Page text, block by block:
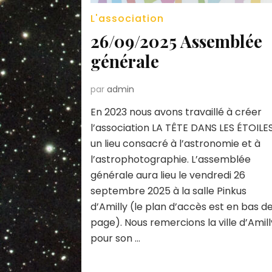
L'association
26/09/2025 Assemblée
générale
paradmin
En 2023 nous avons travaillé à créer
l’association LA TÊTE DANS LES
un lieu consacré à l’astronomie et à
l’astrophotographie. L’assemblée
générale aura lieu le vendredi 26
septembre 2025 à la salle Pinkus
d’Amilly (le plan d’accès est en bas
page). Nous remercions la ville
pour son …